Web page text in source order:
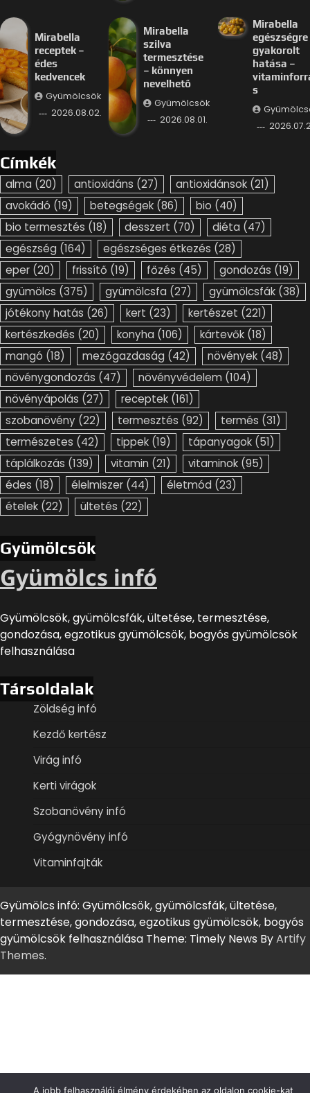
Mirabella
receptek –
édes
kedvencek
Gyümölcsök
2026.08.02.
Mirabella
szilva
termesztése
– könnyen
nevelhető
Gyümölcsök
2026.08.01.
Mirabella
egészségre
gyakorolt
hatása –
s
Címkék
alma (20) antioxidáns (27) antioxidánsok (21)
avokádó (19) betegségek (86) bio (40)
bio termesztés (18) desszert (70) diéta (47)
egészség (164) egészséges étkezés (28)
eper (20) frissítő (19) főzés (45) gondozás (19)
gyümölcs (375) gyümölcsfa (27) gyümölcsfák (38)
jótékony hatás (26) kert (23) kertészet (221)
kertészkedés (20) konyha (106) kártevők (18)
mangó (18) mezőgazdaság (42) növények (48)
növénygondozás (47) növényvédelem (104)
növényápolás (27) receptek (161)
szobanövény (22) termesztés (92) termés (31)
természetes (42) tippek (19) tápanyagok (51)
táplálkozás (139) vitamin (21) vitaminok (95)
édes (18) élelmiszer (44) életmód (23)
ételek (22) ültetés (22)
Gyümölcsök
Gyümölcs infó
Gyümölcsök, gyümölcsfák, ültetése, termesztése,
gondozása, egzotikus gyümölcsök, bogyós gyümölcsök
felhasználása
Társoldalak
Zöldség infó
Kezdő kertész
Virág infó
Kerti virágok
Szobanövény infó
Gyógynövény infó
Vitaminfajták
Gyümölcs infó: Gyümölcsök, gyümölcsfák, ültetése,
termesztése, gondozása, egzotikus gyümölcsök, bogyós
gyümölcsök felhasználása Theme: Timely News ByArtify
Themes.
A jobb felhasználói élmény érdekében az oldalon cookie-kat